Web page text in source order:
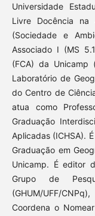
Universidade
Livre Docência na
(Sociedade e
Associado I (MS
(FCA) da Unicamp
Laboratório de
do Centro de
atua como
Graduação
Aplicadas (ICHSA).
Graduação em
Unicamp. É editor
Grupo de
(GHUM/UFF/
Coordena o